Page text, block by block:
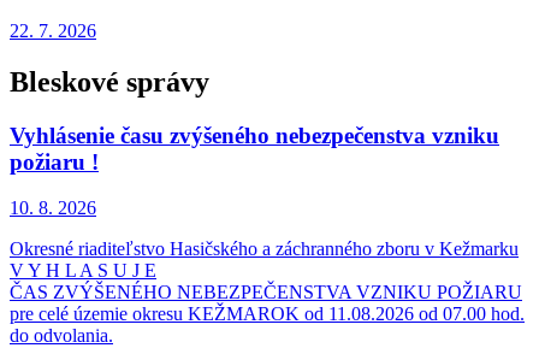
22. 7. 2026
Bleskové správy
Vyhlásenie času zvýšeného nebezpečenstva vzniku
požiaru !
10. 8. 2026
Okresné riaditeľstvo Hasičského a záchranného zboru v Kežmarku
V Y H L A S U J E
ČAS ZVÝŠENÉHO NEBEZPEČENSTVA VZNIKU POŽIARU
pre celé územie okresu KEŽMAROK od 11.08.2026 od 07.00 hod.
do odvolania.